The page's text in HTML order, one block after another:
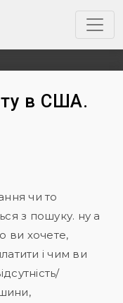
в США.
чи то
з пошуку. ну а
ви хочете,
і чим ви